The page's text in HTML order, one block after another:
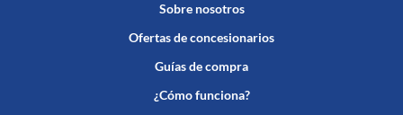
Sobre nosotros
Ofertas de concesionarios
Guías de compra
¿Cómo funciona?